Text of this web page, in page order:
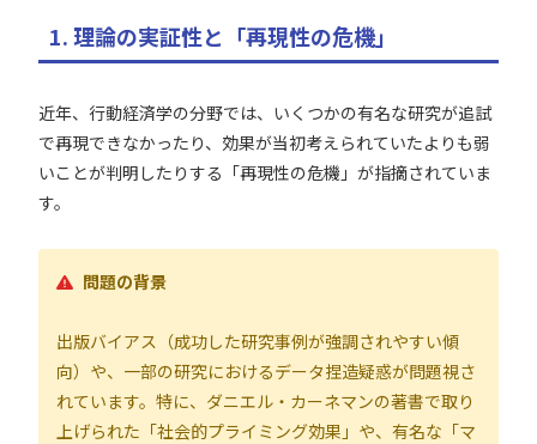
1. 理論の実証性と「再現性の危機」
近年、行動経済学の分野では、いくつかの有名な研究が追試
で再現できなかったり、効果が当初考えられていたよりも弱
いことが判明したりする「再現性の危機」が指摘されていま
す。
問題の背景
出版バイアス（成功した研究事例が強調されやすい傾
向）や、一部の研究におけるデータ捏造疑惑が問題視さ
れています。特に、ダニエル・カーネマンの著書で取り
上げられた「社会的プライミング効果」や、有名な「マ